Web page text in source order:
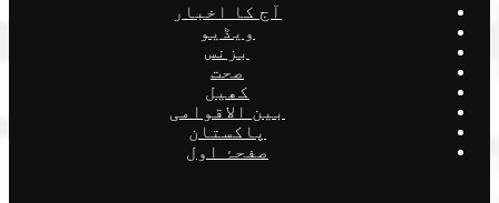
آج کا اخبار
ویڈیو
بزنس
صحت
کھیل
بین الاقوامی
پاکستان
صفحۂ اول